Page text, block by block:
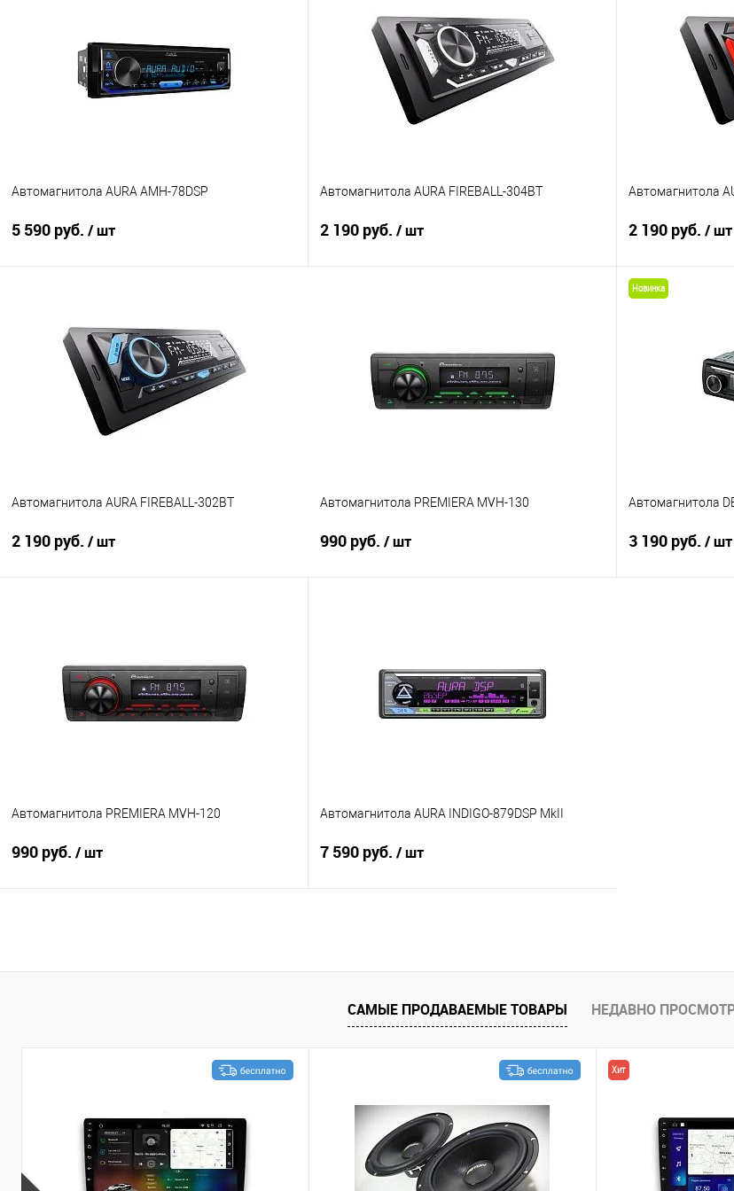
Автомагнитола AURA AMH-78DSP
5 590 руб. / шт
Сравнение В избранное
Автомагнитола AURA FIREBALL-304BT
2 190 руб. / шт
Сравнение В избранное
Автомагнитола
2 190 руб. / шт
Автомагнитола AURA FIREBALL-302BT
2 190 руб. / шт
Сравнение В избранное
Автомагнитола PREMIERA MVH-130
990 руб. / шт
Новинка
Автомагнитола
3 190 руб. / шт
Автомагнитола PREMIERA MVH-120
990 руб. / шт
Сравнение В избранное
Автомагнитола AURA INDIGO-879DSP MkII
7 590 руб. / шт
Сравнение В избранное
САМЫЕ ПРОДАВАЕМЫЕ ТОВАРЫ НЕДАВНО
Хит